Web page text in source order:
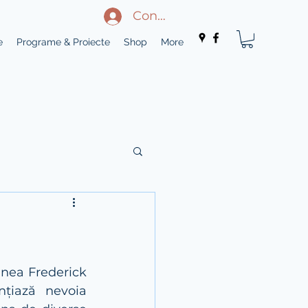
Programe & Proiecte Shop More
Conectează-te
Frederick
nevoia